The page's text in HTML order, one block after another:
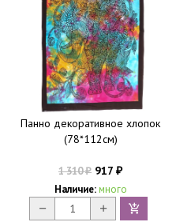
Панно декоративное хлопок
(78*112см)
1 310₽ 917 ₽
Наличие: много